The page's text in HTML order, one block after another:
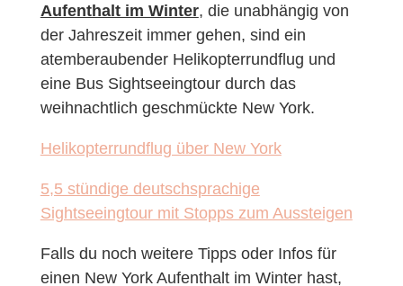
Aufenthalt im Winter, die unabhängig von
der Jahreszeit immer gehen, sind ein
atemberaubender Helikopterrundflug und
eine Bus Sightseeingtour durch das
weihnachtlich geschmückte New York.
Helikopterrundflug über New York
5,5 stündige deutschsprachige
Sightseeingtour mit Stopps zum Aussteigen
Falls du noch weitere Tipps oder Infos für
einen New York Aufenthalt im Winter hast,